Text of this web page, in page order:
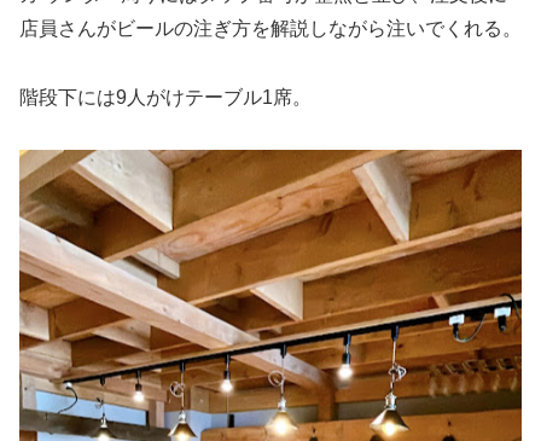
店員さんがビールの注ぎ方を解説しながら注いでくれる。
階段下には9人がけテーブル1席。